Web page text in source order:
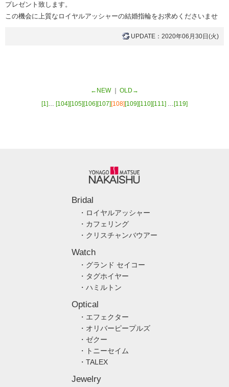
プレゼント致します。
この機会に上質なロイヤルアッシャーの結婚指輪をお求めくださいませ
UPDATE：2020年06月30日(火)
←NEW｜OLD→
[1]… [104][105][106][107][108][109][110][111] …[119]
Bridal
・ロイヤルアッシャー
・カフェリング
・クリスチャンバウアー
Watch
・グランド セイコー
・タグホイヤー
・ハミルトン
Optical
・エフェクター
・オリバーピープルズ
・ゼクー
・トニーセイム
・TALEX
Jewelry